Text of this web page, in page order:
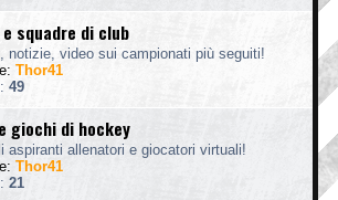
e squadre di club
notizie, video sui campionati più seguiti!
Thor41
49
giochi di hockey
aspiranti allenatori e giocatori virtuali!
Thor41
21